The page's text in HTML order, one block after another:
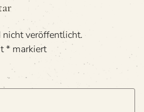
veröffentlicht.
* markiert